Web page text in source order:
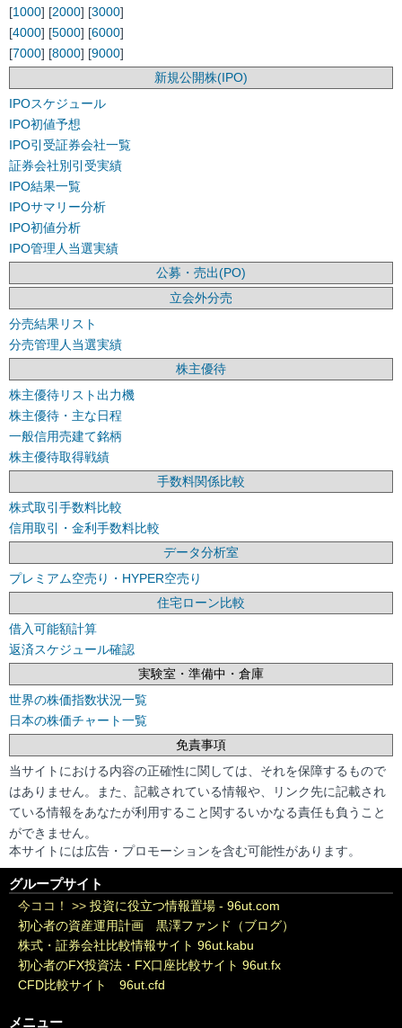
[1000] [2000] [3000]
[4000] [5000] [6000]
[7000] [8000] [9000]
新規公開株(IPO)
IPOスケジュール
IPO初値予想
IPO引受証券会社一覧
証券会社別引受実績
IPO結果一覧
IPOサマリー分析
IPO初値分析
IPO管理人当選実績
公募・売出(PO)
立会外分売
分売結果リスト
分売管理人当選実績
株主優待
株主優待リスト出力機
株主優待・主な日程
一般信用売建て銘柄
株主優待取得戦績
手数料関係比較
株式取引手数料比較
信用取引・金利手数料比較
データ分析室
プレミアム空売り・HYPER空売り
住宅ローン比較
借入可能額計算
返済スケジュール確認
実験室・準備中・倉庫
世界の株価指数状況一覧
日本の株価チャート一覧
免責事項
当サイトにおける内容の正確性に関しては、それを保障するもので
はありません。また、記載されている情報や、リンク先に記載され
ている情報をあなたが利用すること関するいかなる責任も負うこと
ができません。
本サイトには広告・プロモーションを含む可能性があります。
グループサイト
今ココ！ >> 投資に役立つ情報置場 - 96ut.com
初心者の資産運用計画 黒澤ファンド（ブログ）
株式・証券会社比較情報サイト 96ut.kabu
初心者のFX投資法・FX口座比較サイト 96ut.fx
CFD比較サイト 96ut.cfd
メニュー